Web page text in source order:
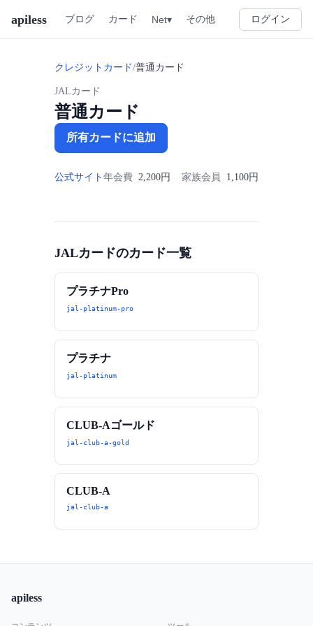
apiless ブログ カード Net▾ その他 ログイン
クレジットカード/普通カード
JALカード
普通カード
所有カードに追加
公式サイト 年会費 2,200円 家族会員 1,100円
JALカードのカード一覧
プラチナPro
jal-platinum-pro
プラチナ
jal-platinum
CLUB-Aゴールド
jal-club-a-gold
CLUB-A
jal-club-a
apiless